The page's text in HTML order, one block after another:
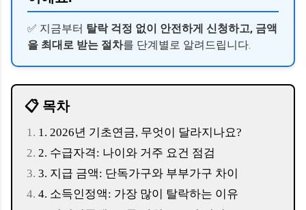
✅ 지금부터 탈락 걱정 없이 안전하게 신청하고, 금액
을 최대로 받는 절차를 단계별로 알려드립니다.
📋 목차
1. 2026년 기초연금, 무엇이 달라지나요?
2. 수급자격: 나이와 거주 요건 점검
3. 지급 금액: 단독가구와 부부가구 차이
4. 소득인정액: 가장 많이 탈락하는 이유